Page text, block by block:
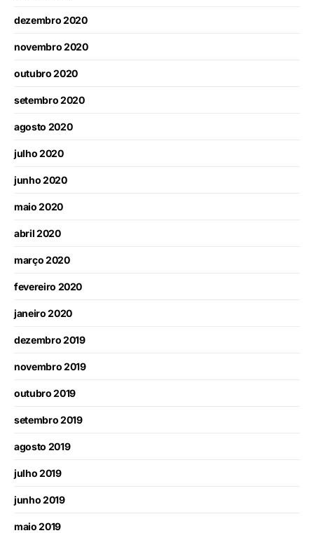
dezembro 2020
novembro 2020
outubro 2020
setembro 2020
agosto 2020
julho 2020
junho 2020
maio 2020
abril 2020
março 2020
fevereiro 2020
janeiro 2020
dezembro 2019
novembro 2019
outubro 2019
setembro 2019
agosto 2019
julho 2019
junho 2019
maio 2019